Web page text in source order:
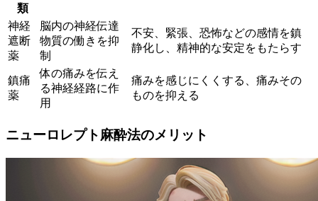
類
神経
遮断
薬
脳内の神経伝達
物質の働きを抑
制
不安、緊張、恐怖などの感情を鎮
静化し、精神的な安定をもたらす
鎮痛
薬
体の痛みを伝え
る神経経路に作
用
痛みを感じにくくする、痛みその
ものを抑える
ニューロレプト麻酔法のメリット